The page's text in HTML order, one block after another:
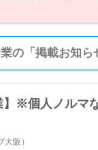
の「掲載お知
※個人ノルマ
阪）